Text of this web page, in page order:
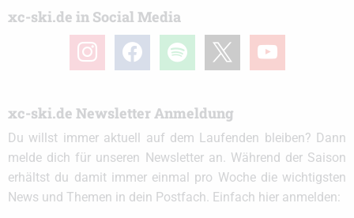
xc-ski.de in Social Media
instagramfacebook spotify youtube
xc-ski.de Newsletter Anmeldung
Du willst immer aktuell auf dem Laufenden bleiben? Dann
melde dich für unseren Newsletter an. Während der Saison
erhältst du damit immer einmal pro Woche die wichtigsten
News und Themen in dein Postfach. Einfach hier anmelden: